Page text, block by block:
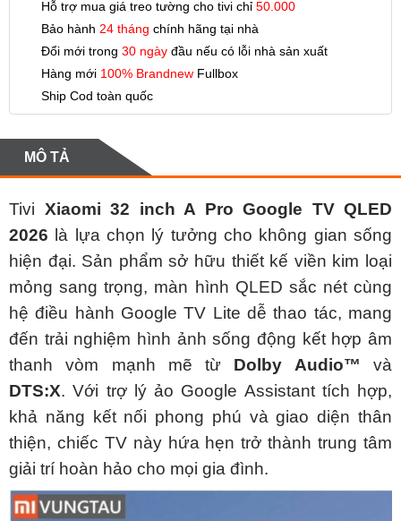
Hỗ trợ mua giá treo tường cho tivi chỉ 50.000
Bảo hành 24 tháng chính hãng tại nhà
Đổi mới trong 30 ngày đầu nếu có lỗi nhà sản xuất
Hàng mới 100% Brandnew Fullbox
Ship Cod toàn quốc
MÔ TẢ
Tivi Xiaomi 32 inch A Pro Google TV QLED
2026 là lựa chọn lý tưởng cho không gian sống
hiện đại. Sản phẩm sở hữu thiết kế viền kim loại
mỏng sang trọng, màn hình QLED sắc nét cùng
hệ điều hành Google TV Lite dễ thao tác, mang
đến trải nghiệm hình ảnh sống động kết hợp âm
thanh vòm mạnh mẽ từ Dolby Audio™ và
DTS:X. Với trợ lý ảo Google Assistant tích hợp,
khả năng kết nối phong phú và giao diện thân
thiện, chiếc TV này hứa hẹn trở thành trung tâm
giải trí hoàn hảo cho mọi gia đình.